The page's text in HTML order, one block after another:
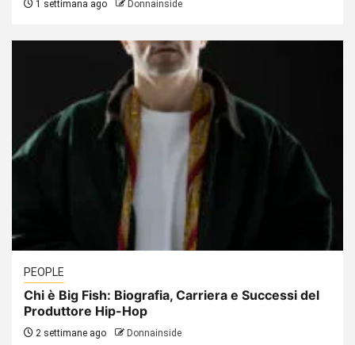
1 settimana ago Donnainside
PEOPLE
Chi è Big Fish: Biografia, Carriera e Successi del
Produttore Hip-Hop
2 settimane ago Donnainside